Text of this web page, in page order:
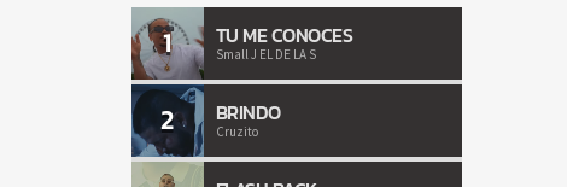
1 TU ME CONOCES
Small J EL DE LA S
2 BRINDO
Cruzito